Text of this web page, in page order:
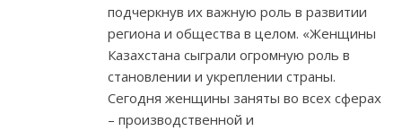
подчеркнув их важную роль в развитии
региона и общества в целом. «Женщины
Казахстана сыграли огромную роль в
становлении и укреплении страны.
Сегодня женщины заняты во всех сферах
– производственной и